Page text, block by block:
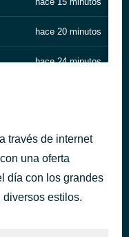
hace 20 minutos
hace 24 minutos
hace 46 minutos
través de internet
una oferta
día con los grandes
estilos.